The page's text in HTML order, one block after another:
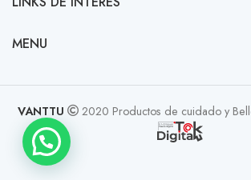
MENU
VANTTU 2020 Productos de cuidado y